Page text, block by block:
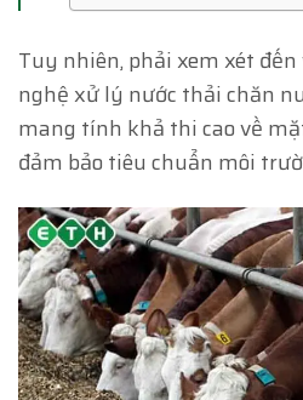
Tuy nhiên, phải xem xét đến
nghệ xử lý nước thải chăn
mang tính khả thi cao về
đảm bảo tiêu chuẩn môi